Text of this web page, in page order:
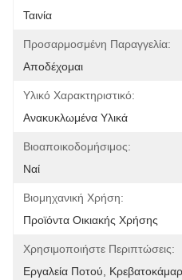
Ταινία
Προσαρμοσμένη Παραγγελία:
Αποδέχομαι
Υλικό Χαρακτηριστικό:
Ανακυκλωμένα Υλικά
Βιοαποικοδομήσιμος:
Ναί
Βιομηχανική Χρήση:
Προϊόντα Οικιακής Χρήσης
Χρησιμοποιήστε Περιπτώσεις:
Εργαλεία Ποτού,